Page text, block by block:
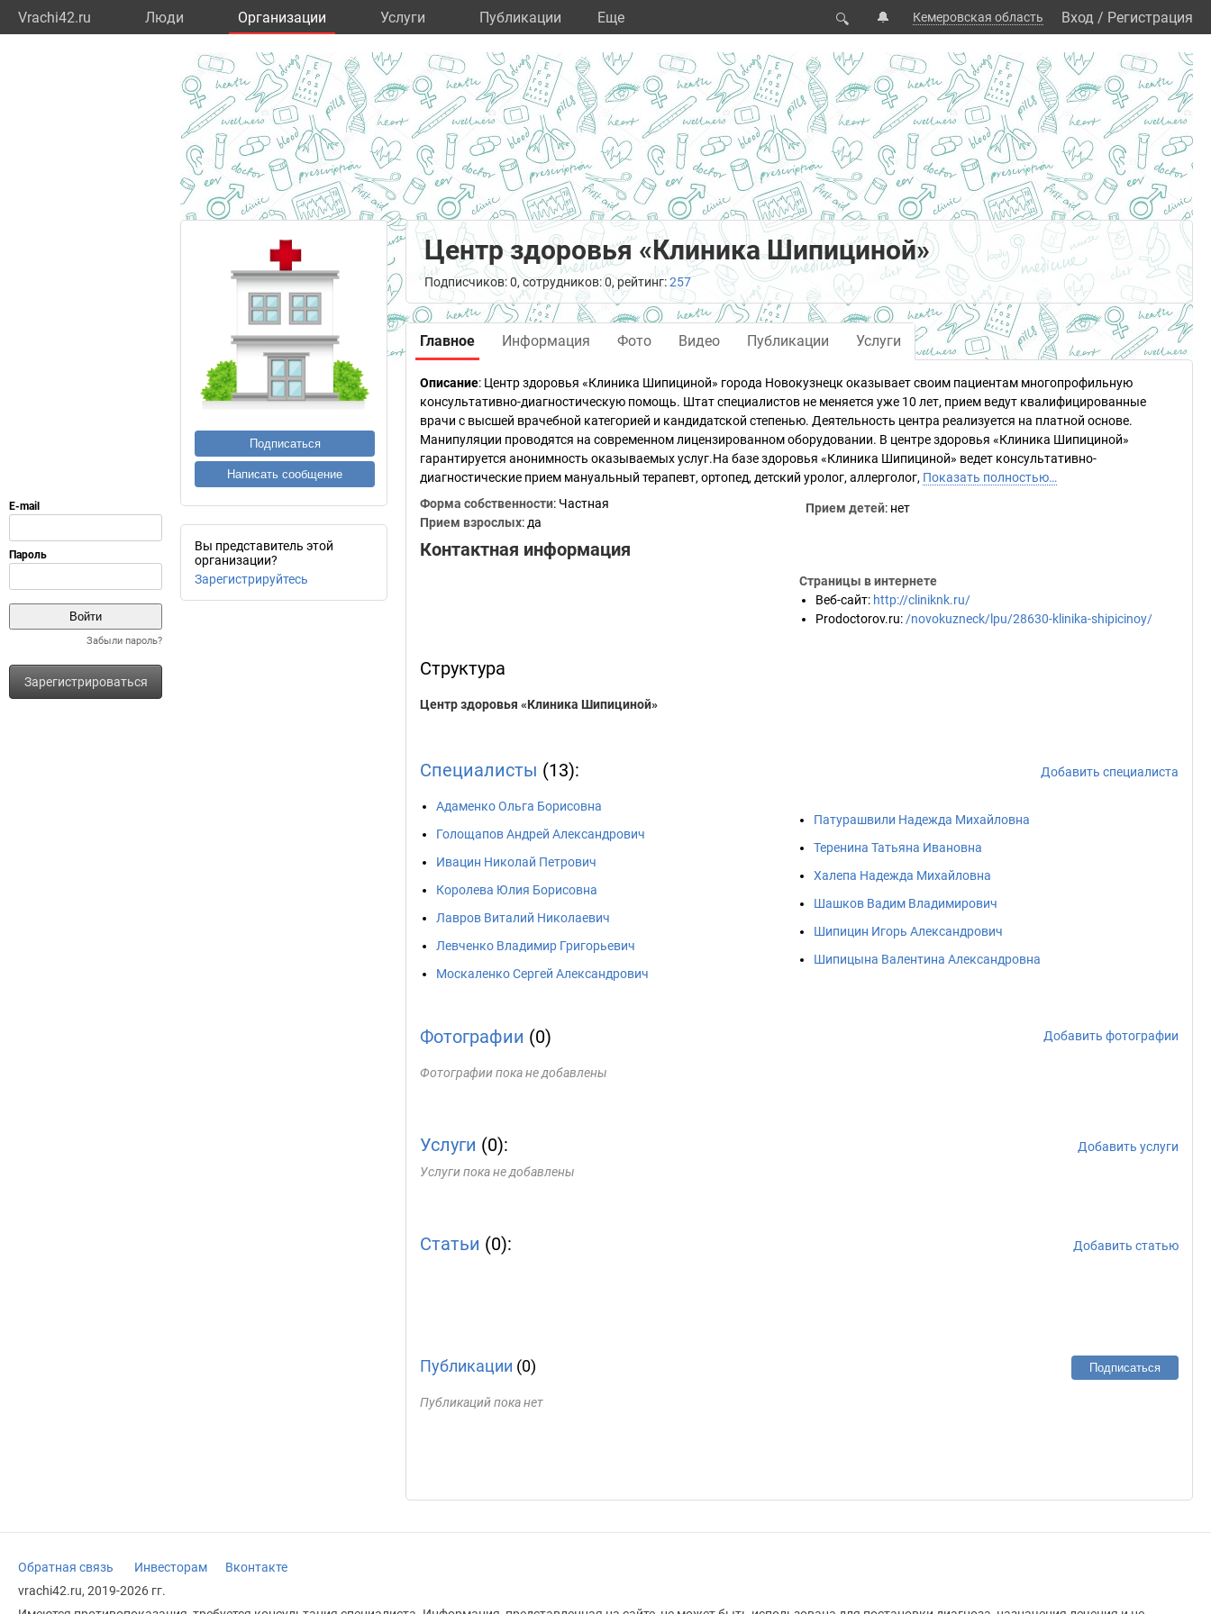
Vrachi42.ru Люди Организации Услуги Публикации Eще 🔍 🔔 Кемеровская область Вход / Регистрация
Забыли пароль?
Зарегистрироваться
Подписаться
Написать сообщение
Вы представитель этой
организации?
Зарегистрируйтесь
Центр здоровья «Клиника Шипициной»
Подписчиков: 0, сотрудников: 0, рейтинг:257
Главное Информация Фото Видео Публикации Услуги
Описание: Центр здоровья «Клиника Шипициной» города Новокузнецк оказывает своим пациентам многопрофильную
консультативно-диагностическую помощь. Штат специалистов не меняется уже 10 лет, прием ведут квалифицированные
врачи с высшей врачебной категорией и кандидатской степенью. Деятельность центра реализуется на платной основе.
Манипуляции проводятся на современном лицензированном оборудовании. В центре здоровья «Клиника Шипициной»
гарантируется анонимность оказываемых услуг.На базе здоровья «Клиника Шипициной» ведет консультативно-
диагностические прием мануальный терапевт, ортопед, детский уролог, аллерголог, Показать полностью…
Форма собственности: Частная
Прием взрослых: да
Прием детей: нет
Контактная информация
Страницы в интернете
Веб-сайт: http://cliniknk.ru/
Prodoctorov.ru: /novokuzneck/lpu/28630-klinika-shipicinoy/
Структура
Центр здоровья «Клиника Шипициной»
Специалисты (13): Добавить специалиста
Адаменко Ольга Борисовна
Голощапов Андрей Александрович
Ивацин Николай Петрович
Королева Юлия Борисовна
Лавров Виталий Николаевич
Левченко Владимир Григорьевич
Москаленко Сергей Александрович
Патурашвили Надежда Михайловна
Теренина Татьяна Ивановна
Халепа Надежда Михайловна
Шашков Вадим Владимирович
Шипицин Игорь Александрович
Шипицына Валентина Александровна
Фотографии (0) Добавить фотографии
Фотографии пока не добавлены
Услуги (0):
Добавить услуги
Услуги пока не добавлены
Статьи (0): Добавить статью
Публикации (0) Подписаться
Публикаций пока нет
Обратная связь Инвесторам
Вконтакте
vrachi42.ru, 2019-2026 гг.